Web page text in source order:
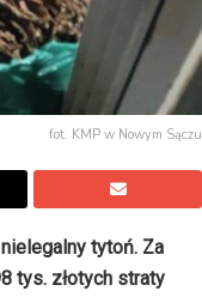
fot. KMP w Nowym Sączu
tytoń. Za
tys. złotych straty